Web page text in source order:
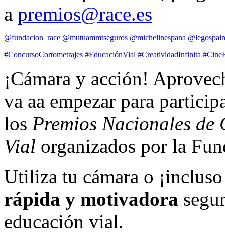
a premios@race.es
@fundacion_race @mutuammtseguros @michelinespana
#ConcursoCortometrajes #EducaciónVial #CreatividadInfinita
¡Cámara y acción!
va aa empezar para
los Premios Nacionales de
Vial organizados por la
Utiliza tu cámara o
rápida y motivadora
educación vial.